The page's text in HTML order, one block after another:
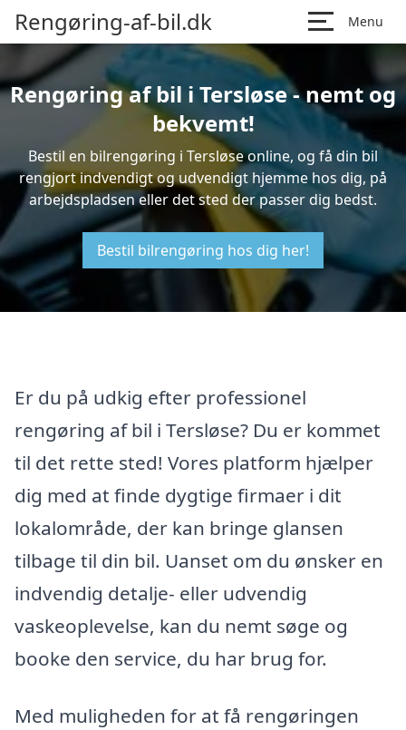
Rengøring-af-bil.dk Menu
Rengøring af bil i Tersløse - nemt og
bekvemt!
Bestil en bilrengøring i Tersløse online, og få din bil
rengjort indvendigt og udvendigt hjemme hos dig, på
arbejdspladsen eller det sted der passer dig bedst.
Bestil bilrengøring hos dig her!
Er du på udkig efter professionel
rengøring af bil i Tersløse? Du er kommet
til det rette sted! Vores platform hjælper
dig med at finde dygtige firmaer i dit
lokalområde, der kan bringe glansen
tilbage til din bil. Uanset om du ønsker en
indvendig detalje- eller udvendig
vaskeoplevelse, kan du nemt søge og
booke den service, du har brug for.
Med muligheden for at få rengøringen